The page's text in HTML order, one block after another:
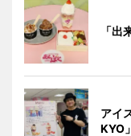
「出
アイ
KYO」